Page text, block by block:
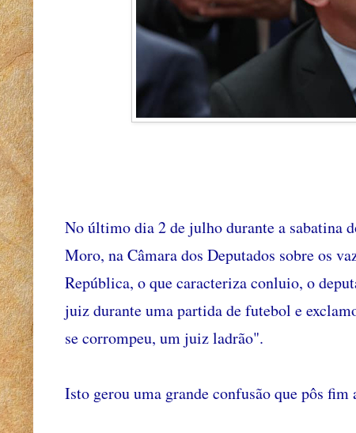
No último dia 2 de julho durante a sabatina
Moro, na Câmara dos Deputados sobre os
República, o que caracteriza conluio, o
juiz durante uma partida de futebol e
se corrompeu, um juiz ladrão".
Isto gerou uma grande confusão que pôs fim